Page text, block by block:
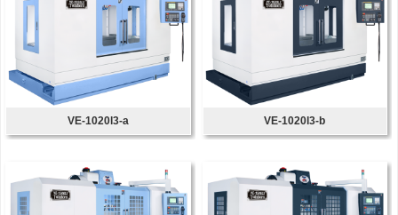
VE-1020l3-a VE-1020l3-b